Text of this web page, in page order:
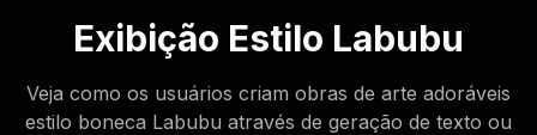
Exibição Estilo Labubu
Veja como os usuários criam obras de arte adoráveis
estilo boneca Labubu através de geração de texto ou